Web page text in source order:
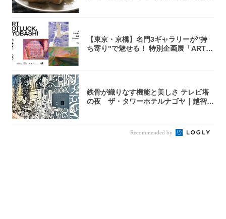
【東京・京橋】名門3ギャラリーが"持
ち寄り"で魅せる！ 特別企画展「ART P
鉄骨が織りなす機能と美しさ テレビ塔
の夜 ザ・タワーホテルナゴヤ｜越智月
Recommended by